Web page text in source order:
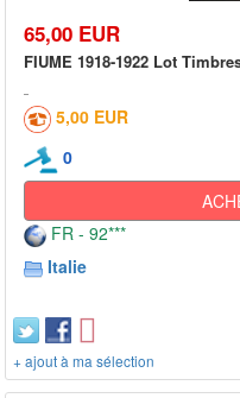
65,00 EUR
FIUME 1918-1922 Lot
5,00 EUR
0
FR - 92***
Italie
+ ajout à ma sélection